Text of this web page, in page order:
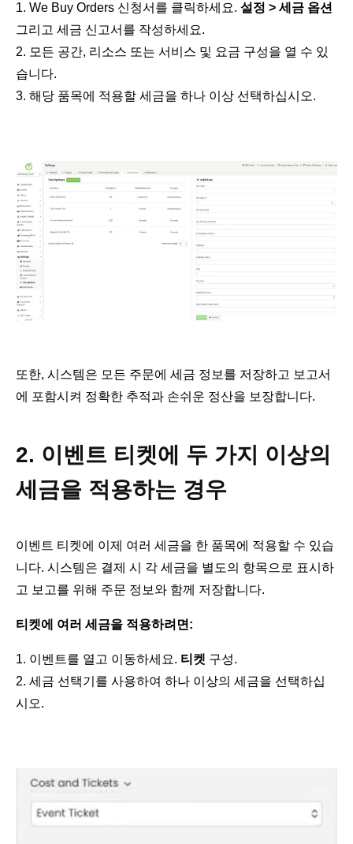
We Buy Orders 신청서를 클릭하세요. 설정 > 세금 옵션
그리고 세금 신고서를 작성하세요.
모든 공간, 리소스 또는 서비스 및 요금 구성을 열 수 있
습니다.
해당 품목에 적용할 세금을 하나 이상 선택하십시오.
또한, 시스템은 모든 주문에 세금 정보를 저장하고 보고서
에 포함시켜 정확한 추적과 손쉬운 정산을 보장합니다.
2. 이벤트 티켓에 두 가지 이상의
세금을 적용하는 경우
이벤트 티켓에 이제 여러 세금을 한 품목에 적용할 수 있습
니다. 시스템은 결제 시 각 세금을 별도의 항목으로 표시하
고 보고를 위해 주문 정보와 함께 저장합니다.
티켓에 여러 세금을 적용하려면:
이벤트를 열고 이동하세요. 티켓 구성.
세금 선택기를 사용하여 하나 이상의 세금을 선택하십
시오.